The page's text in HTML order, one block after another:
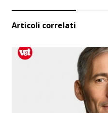
Articoli correlati